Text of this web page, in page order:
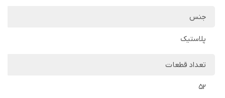
جنس
پلاستیک
تعداد قطعات
52